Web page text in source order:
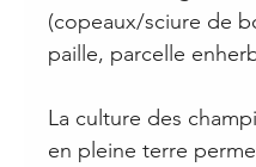
(copeaux/sciure de
paille, parcelle
La culture des
en pleine terre